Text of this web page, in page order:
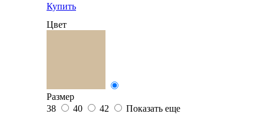
Купить
Цвет
Размер
38
40 42 Показать еще